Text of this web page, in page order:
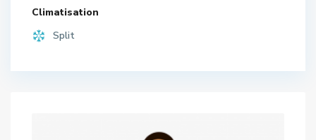
Climatisation
Split